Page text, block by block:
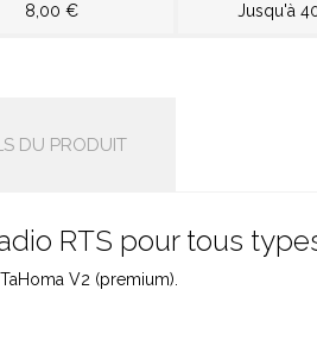
8,00 € Jusqu'à
DU PRODUIT
RTS pour tous
V2 (premium).